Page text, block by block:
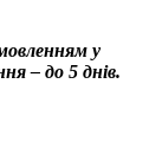
у
– до 5 днів.